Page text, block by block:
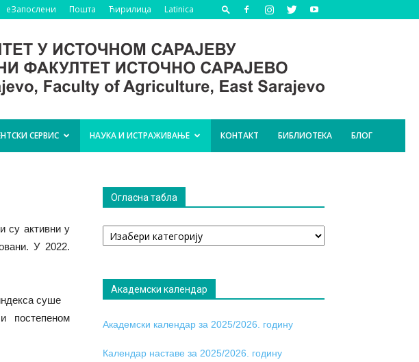
еЗапослени Пошта Ћирилица Latinica
СЕРВИС НАУКА И ИСТРАЖИВАЊЕ КОНТАКТ БИБЛИОТЕКА БЛОГ
су активни у
У 2022.
суше
постепеном
Огласна табла
Огласна
табла
Академски календар
Академски календар за 2025/2026. годину
Календар наставе за 2025/2026. годину